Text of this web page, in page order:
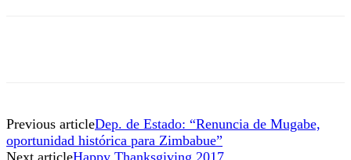
Previous articleDep. de Estado: “Renuncia de Mugabe,
oportunidad histórica para Zimbabue”
Next articleHappy Thanksgiving 2017